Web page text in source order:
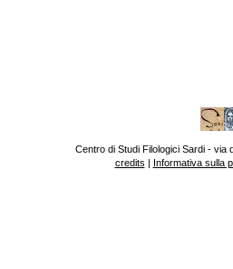
Centro di Studi Filologici Sardi - via
credits | Informativa sulla